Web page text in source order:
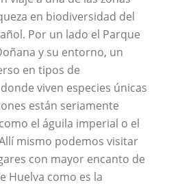
en biodiversidad del
Por un lado el Parque
y su entorno, un
en tipos de
viven especies únicas
están seriamente
el águila imperial o el
mismo podemos visitar
con mayor encanto de
Huelva como es la